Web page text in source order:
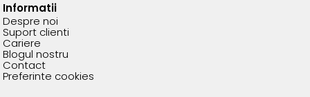
Informatii
Despre noi
Suport clienti
Cariere
Blogul nostru
Contact
Preferinte cookies